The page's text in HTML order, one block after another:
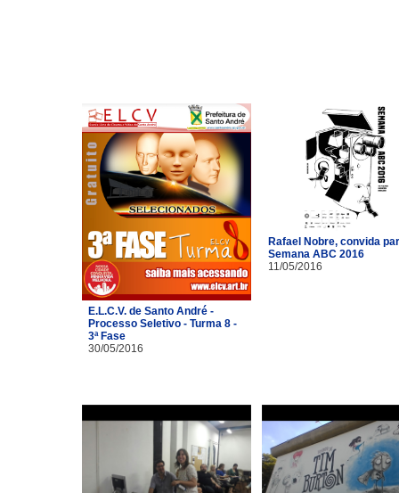
E.L.C.V. de Santo André -
Processo Seletivo - Turma 8 -
3ª Fase
30/05/2016
Rafael Nobre, convida
Semana ABC 2016
11/05/2016